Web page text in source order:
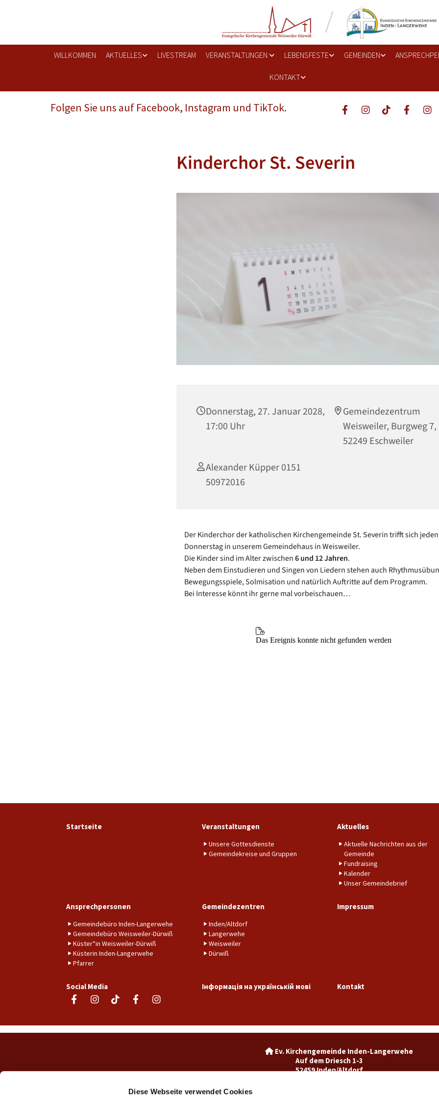
Diese Webseite verwendet Cookies
WILLKOMMEN AKTUELLES LIVESTREAM VERANSTALTUNGEN LEBENSFESTE GEMEINDEN
KONTAKT
Folgen Sie uns auf Facebook, Instagram und TikTok.
Kinderchor St. Severin
Donnerstag, 27. Januar 2028,
17:00 Uhr
Gemeindezentrum
Weisweiler, Burgweg 7,
52249 Eschweiler
Alexander Küpper 0151
50972016
Der Kinderchor der katholischen Kirchengemeinde St. Severin trifft sich jeden
Donnerstag in unserem Gemeindehaus in Weisweiler.
Die Kinder sind im Alter zwischen6 und 12 Jahren.
Neben dem Einstudieren und Singen von Liedern stehen auch
Bewegungsspiele, Solmisation und natürlich Auftritte auf dem Programm.
Bei Interesse könnt ihr gerne mal vorbeischauen…
Startseite Veranstaltungen
Unsere Gottesdienste
Gemeindekreise und Gruppen
Aktuelles
Aktuelle Nachrichten aus der
Gemeinde
Fundraising
Kalender
Unser Gemeindebrief
Ansprechpersonen
Gemeindebüro Inden-Langerwehe
Gemeindebüro Weisweiler-Dürwiß
Küster*in Weisweiler-Dürwiß
Küsterin Inden-Langerwehe
Pfarrer
Gemeindezentren
Inden/Altdorf
Langerwehe
Weisweiler
Dürwiß
Impressum
Social Media Інформація на українській мові Kontakt
Ev. Kirchengemeinde Inden-
Auf dem Driesch 1-3
52459 Inden/Altdorf